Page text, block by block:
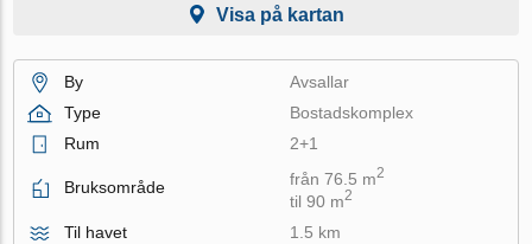
Visa på kartan
By
Avsallar
Type
Bostadskomplex
Rum
2+1
Bruksområde från 76.5 m2
til 90 m2
Til havet
1.5 km